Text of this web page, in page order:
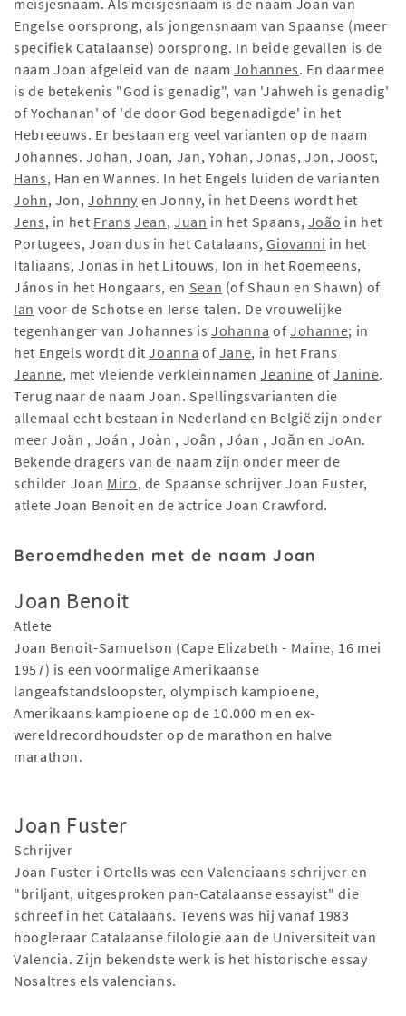
meisjesnaam. Als meisjesnaam is de naam Joan van
Engelse oorsprong, als jongensnaam van Spaanse (meer
specifiek Catalaanse) oorsprong. In beide gevallen is de
naam Joan afgeleid van de naam Johannes. En daarmee
is de betekenis "God is genadig", van 'Jahweh is genadig'
of Yochanan' of 'de door God begenadigde' in het
Hebreeuws. Er bestaan erg veel varianten op de naam
Johannes.Johan, Joan, Jan, Yohan,Jonas, Jon,Joost,
Hans, Han en Wannes. In het Engels luiden de varianten
John, Jon,Johnny en Jonny, in het Deens wordt het
Jens, in het Frans Jean,Juan in het Spaans, João in het
Portugees, Joan dus in het Catalaans,Giovanni in het
Italiaans, Jonas in het Litouws, Ion in het Roemeens,
János in het Hongaars, en Sean (of Shaun en Shawn) of
Ian voor de Schotse en Ierse talen. De vrouwelijke
tegenhanger van Johannes is Johanna of Johanne; in
het Engels wordt ditJoanna of Jane, in het Frans
Jeanne, met vleiende verkleinnamenJeanine ofJanine.
Terug naar de naam Joan. Spellingsvarianten die
allemaal echt bestaan in Nederland en België zijn onder
meer Joän , Joán , Joàn , Joân , Jóan , Joăn en JoAn.
Bekende dragers van de naam zijn onder meer de
schilder Joan Miro, de Spaanse schrijver Joan Fuster,
atlete Joan Benoit en de actrice Joan Crawford.
Beroemdheden met de naam Joan
Joan Benoit
Atlete
Joan Benoit-Samuelson (Cape Elizabeth - Maine, 16 mei
1957) is een voormalige Amerikaanse
langeafstandsloopster, olympisch kampioene,
Amerikaans kampioene op de 10.000 m en ex-
wereldrecordhoudster op de marathon en halve
marathon.
Joan Fuster
Schrijver
Joan Fuster i Ortells was een Valenciaans schrijver en
"briljant, uitgesproken pan-Catalaanse essayist" die
schreef in het Catalaans. Tevens was hij vanaf 1983
hoogleraar Catalaanse filologie aan de Universiteit van
Valencia. Zijn bekendste werk is het historische essay
Nosaltres els valencians.